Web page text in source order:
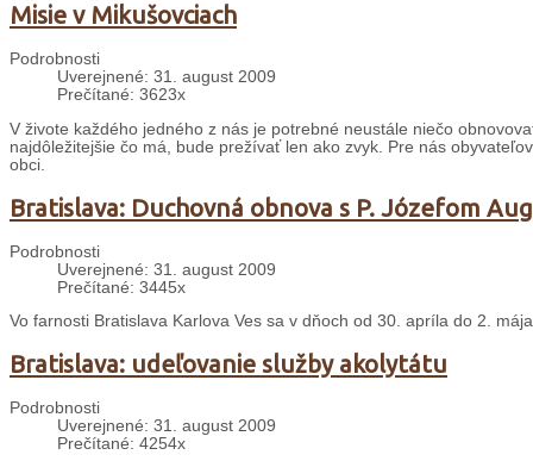
Misie v Mikušovciach
Podrobnosti
Uverejnené: 31. august 2009
Prečítané: 3623x
V živote každého jedného z nás je potrebné neustále niečo
najdôležitejšie čo má, bude prežívať len ako zvyk. Pre nás
obci.
Bratislava: Duchovná obnova s P. Józefom
Podrobnosti
Uverejnené: 31. august 2009
Prečítané: 3445x
Vo farnosti Bratislava Karlova Ves sa v dňoch od 30. apríla do 2.
Bratislava: udeľovanie služby akolytátu
Podrobnosti
Uverejnené: 31. august 2009
Prečítané: 4254x